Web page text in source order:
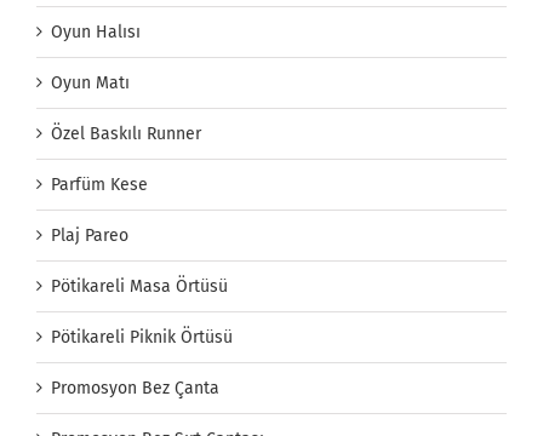
Oyun Halısı
Oyun Matı
Özel Baskılı Runner
Parfüm Kese
Plaj Pareo
Pötikareli Masa Örtüsü
Pötikareli Piknik Örtüsü
Promosyon Bez Çanta